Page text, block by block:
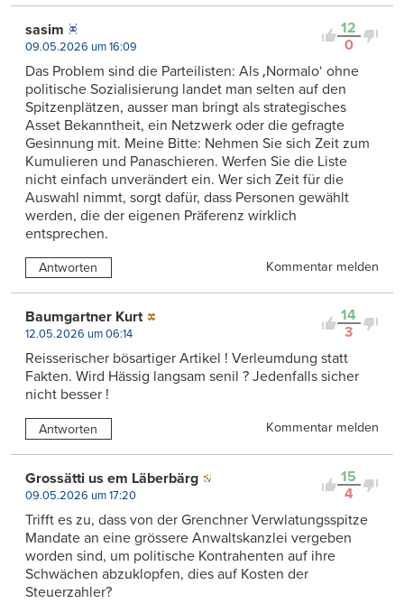
12
0
sasim
09.05.2026 um 16:09
Das Problem sind die Parteilisten: Als ‚Normalo‘ ohne
politische Sozialisierung landet man selten auf den
Spitzenplätzen, ausser man bringt als strategisches
Asset Bekanntheit, ein Netzwerk oder die gefragte
Gesinnung mit. Meine Bitte: Nehmen Sie sich Zeit zum
Kumulieren und Panaschieren. Werfen Sie die Liste
nicht einfach unverändert ein. Wer sich Zeit für die
Auswahl nimmt, sorgt dafür, dass Personen gewählt
werden, die der eigenen Präferenz wirklich
entsprechen.
Antworten Kommentar melden
14
3
Baumgartner Kurt
12.05.2026 um 06:14
Reisserischer bösartiger Artikel ! Verleumdung statt
Fakten. Wird Hässig langsam senil ? Jedenfalls sicher
nicht besser !
Antworten Kommentar melden
15
4
Grossätti us em Läberbärg
09.05.2026 um 17:20
Trifft es zu, dass von der Grenchner Verwlatungsspitze
Mandate an eine grössere Anwaltskanzlei vergeben
worden sind, um politische Kontrahenten auf ihre
Schwächen abzuklopfen, dies auf Kosten der
Steuerzahler?